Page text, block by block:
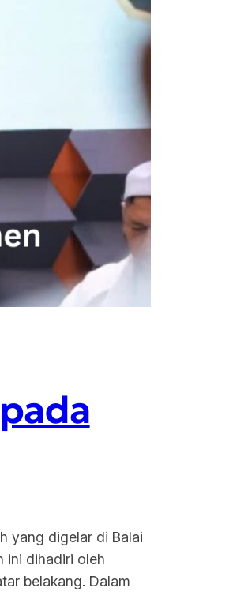
yang digelar di Balai
ini dihadiri oleh
belakang. Dalam